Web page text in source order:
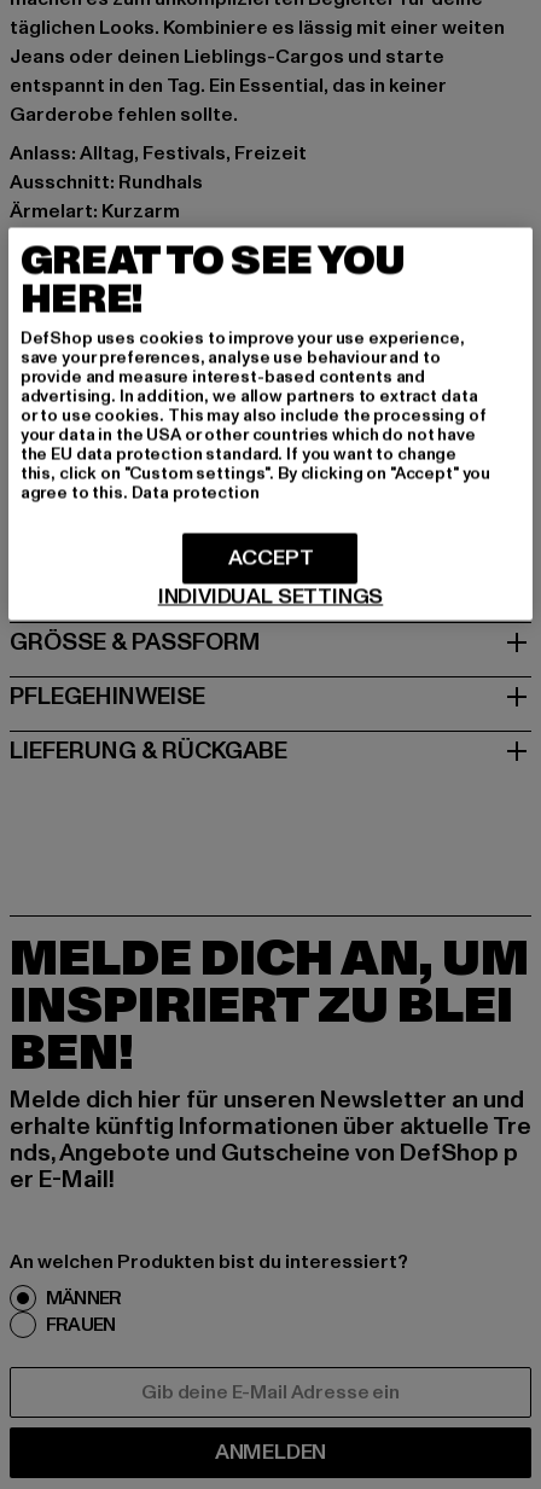
täglichen Looks. Kombiniere es lässig mit einer weiten
Jeans oder deinen Lieblings-Cargos und starte
entspannt in den Tag. Ein Essential, das in keiner
Garderobe fehlen sollte.
Anlass: Alltag, Festivals, Freizeit
Ausschnitt: Rundhals
Ärmelart: Kurzarm
Details: Brandlogo
Schnitt: Oversize
Marke: MJ Gonzales
Kat.: T-Shirts
Farbe: grün
Hersteller Farbe: olive
Materialzusammensetzung: 100% Baumwolle
Art.Nr: MJG11608-00176
Hersteller: TB International GmbH |
Dr.-Robert-Murjahn-Straße 7 | 64372 Ober-Ramstadt |
GRÖSSE & PASSFORM
PFLEGEHINWEISE
LIEFERUNG & RÜCKGABE
MELDE DICH AN, UM
INSPIRIERT ZU BLEI
BEN!
Melde dich hier für unseren Newsletter an und
erhalte künftig Informationen über aktuelle Tre
nds, Angebote und Gutscheine von DefShop p
er E-Mail!
An welchen Produkten bist du interessiert?
MÄNNER
FRAUEN
ANMELDEN
GREAT TO SEE YOU
HERE!
DefShop uses cookies to improve your use experience,
save your preferences, analyse use behaviour and to
provide and measure interest-based contents and
advertising. In addition, we allow partners to extract data
or to use cookies. This may also include the processing of
your data in the USA or other countries which do not have
the EU data protection standard. If you want to change
this, click on "Custom settings". By clicking on "Accept" you
agree to this. Data protection
INDIVIDUAL SETTINGS
ACCEPT